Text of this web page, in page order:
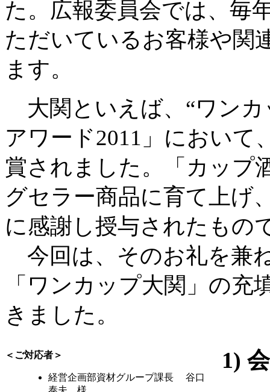
た。広報委員会では、毎
ただいているお客様や関
ます。
大関といえば、“ワンカ
アワード2011」において
賞されました。「カップ
グセラー商品に育て上げ
に感謝し授与されたもの
今回は、そのお礼を兼
「ワンカップ大関」の
きました。
＜ご対応者＞
経営企画部資材グループ課長 谷口
泰夫 様
1)